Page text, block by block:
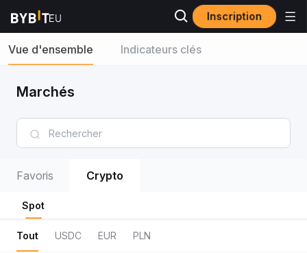
Inscription
Vue d'ensemble Indicateurs clés
Marchés
Favoris Crypto
Spot
Tout USDC EUR PLN